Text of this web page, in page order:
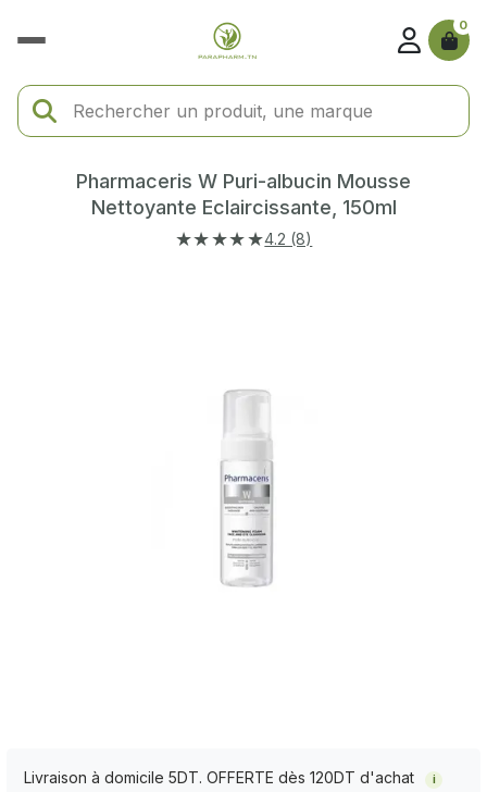
0
Pharmaceris W Puri-albucin Mousse
Nettoyante Eclaircissante, 150ml
★★★★★4.2 (8)
Livraison à domicile 5DT. OFFERTE dès 120DT d'achat i